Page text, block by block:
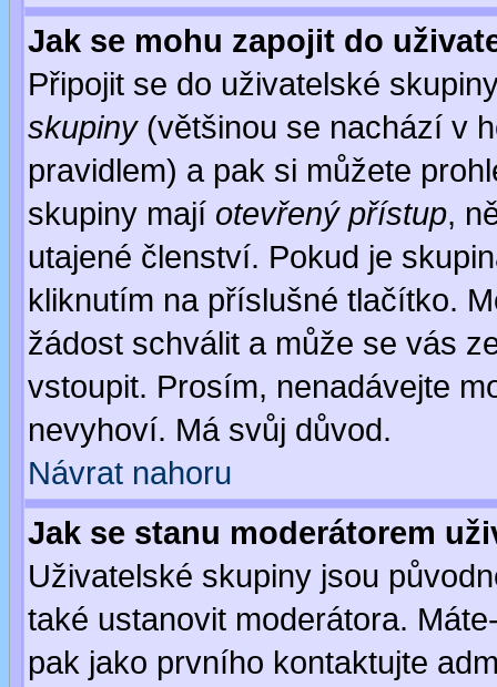
Jak se mohu zapojit do
Připojit se do uživatelské
skupiny(většinou se nachází v
pravidlem) a pak si můžete
skupiny mají otevřený přístup,
utajené členství. Pokud je
kliknutím na příslušné tlačítko.
žádost schválit a může se vás
vstoupit. Prosím, nenadávejte
nevyhoví. Má svůj důvod.
Návrat nahoru
Jak se stanu moderátorem
Uživatelské skupiny jsou
také ustanovit moderátora.
pak jako prvního kontaktujte